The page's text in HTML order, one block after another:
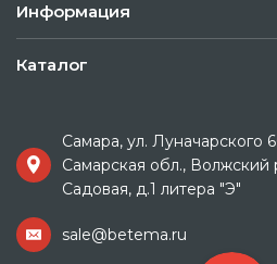
Информация
Каталог
Самара, ул. Луначарского
Самарская обл., Волжский
Садовая, д.1 литера "Э"
sale@betema.ru